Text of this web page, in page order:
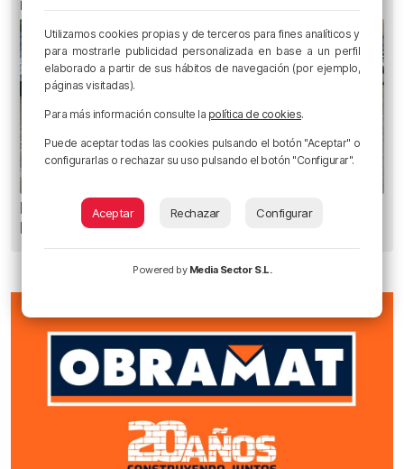
notable de las temperaturas máximas
Recuperado el cuerpo sin vida de una mujer en
la ría de Bilbao
Utilizamos cookies propias y de terceros para fines analíticos y
para mostrarle publicidad personalizada en base a un perfil
elaborado a partir de sus hábitos de navegación (por ejemplo,
páginas visitadas).
Para más información consulte la política de cookies.
Puede aceptar todas las cookies pulsando el botón "Aceptar" o
configurarlas o rechazar su uso pulsando el botón "Configurar".
Aceptar Rechazar Configurar
Powered by Media Sector S.L.